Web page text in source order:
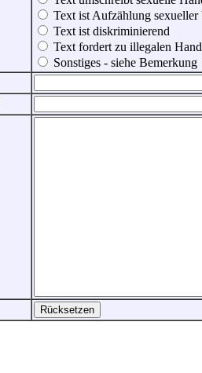
Text ist Aufzählung sexueller
Text ist diskriminierend
Text fordert zu illegalen
Sonstiges - siehe Bemerkung